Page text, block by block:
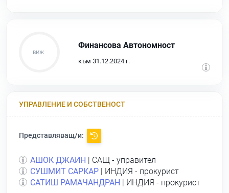
Финансова Автономност
към 31.12.2024 г.
УПРАВЛЕНИЕ И СОБСТВЕНОСТ
Представляващ/и:
АШОК ДЖАИН
| САЩ - управител
СУШМИТ САРКАР | ИНДИЯ - прокурист
САТИШ РАМАЧАНДРАН
| ИНДИЯ - прокурист